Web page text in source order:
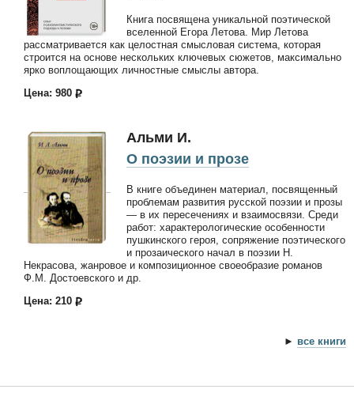
Книга посвящена уникальной поэтической
вселенной Егора Летова. Мир Летова
рассматривается как целостная смысловая система, которая
строится на основе нескольких ключевых сюжетов, максимально
ярко воплощающих личностные смыслы автора.
Цена: 980
Альми И.
О поэзии и прозе
В книге объединен материал, посвященный
проблемам развития русской поэзии и прозы
— в их пересечениях и взаимосвязи. Среди
работ: характерологические особенности
пушкинского героя, сопряжение поэтического
и прозаического начал в поэзии Н.
Некрасова, жанровое и композиционное своеобразие романов
Ф.М. Достоевского и др.
Цена: 210
► все книги